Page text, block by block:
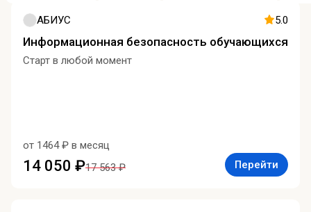
АБИУС 5.0
Информационная безопасность обучающихся
Старт в любой момент
от 1464 ₽ в месяц
14 050 ₽17 563 ₽ Перейти